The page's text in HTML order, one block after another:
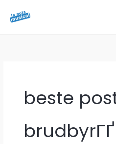
beste
brudbyrГҐ